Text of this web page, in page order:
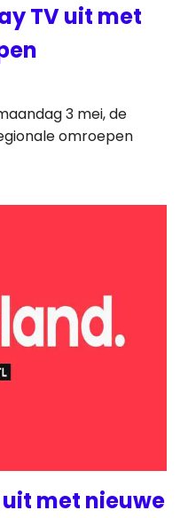
TV uit met
3 mei, de
omroepen
met nieuwe